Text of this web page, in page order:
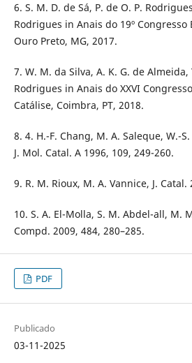
6. S. M. D. de Sá, P. de O. P.
Rodrigues in Anais do 19º
Ouro Preto, MG, 2017.
7. W. M. da Silva, A. K. G. de Almeida,
Rodrigues in Anais do XXVI
Catálise, Coimbra, PT, 2018.
8. 4. H.-F. Chang, M. A. Saleque, W.-
J. Mol. Catal. A 1996, 109, 249-260.
9. R. M. Rioux, M. A. Vannice, J. Catal.
10. S. A. El-Molla, S. M. Abdel-all, M.
Compd. 2009, 484, 280–285.
PDF
Publicado
03-11-2025